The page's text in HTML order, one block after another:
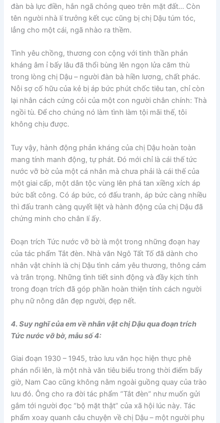
đàn bà lực điền, hắn ngã chỏng queo trên mặt đất… Còn
tên người nhà lí trưởng kết cục cũng bị chị Dậu túm tóc,
lẳng cho một cái, ngã nhào ra thềm.
Tình yêu chồng, thương con cộng với tinh thần phản
kháng âm ỉ bấy lâu đã thổi bùng lên ngọn lửa căm thù
trong lòng chị Dậu – người đàn bà hiền lương, chất phác.
Nỗi sợ cố hữu của kẻ bị áp bức phút chốc tiêu tan, chỉ còn
lại nhân cách cứng cỏi của một con người chân chính: Thà
ngồi tù. Để cho chúng nó làm tình làm tội mãi thế, tôi
không chịu được.
Tuy vậy, hành động phản kháng của chị Dậu hoàn toàn
mang tính manh động, tự phát. Đó mới chỉ là cái thế tức
nước vỡ bờ của một cá nhân mà chưa phải là cái thế của
một giai cấp, một dân tộc vùng lên phá tan xiềng xích áp
bức bất công. Có áp bức, có đấu tranh, áp bức càng nhiều
thì đấu tranh càng quyết liệt và hành động của chị Dậu đã
chứng minh cho chân lí ấy.
Đoạn trích Tức nước vỡ bờ là một trong những đoạn hay
của tác phẩm Tắt đèn. Nhà văn Ngô Tất Tố đã dành cho
nhân vật chính là chị Dậu tình cảm yêu thương, thông cảm
và trân trọng. Những tình tiết sinh động và đầy kịch tính
trong đoạn trích đã góp phần hoàn thiện tính cách người
phụ nữ nông dân đẹp người, đẹp nết.
4. Suy nghĩ của em về nhân vật chị Dậu qua đoạn trích
Tức nước vỡ bờ, mẫu số 4:
Giai đoạn 1930 – 1945, trào lưu văn học hiện thực phê
phán nổi lên, là một nhà văn tiêu biểu trong thời điểm bấy
giờ, Nam Cao cũng không nằm ngoài guồng quay của trào
lưu đó. Ông cho ra đời tác phẩm “Tắt đèn” như muốn gửi
gắm tới người đọc “bộ mặt thật” của xã hội lúc này. Tác
phẩm xoay quanh câu chuyện về chị Dậu – một người phụ